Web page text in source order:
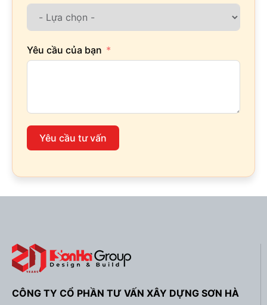
Yêu cầu của bạn
Yêu cầu tư vấn
CÔNG TY CỔ PHẦN TƯ VẤN XÂY DỰNG SƠN HÀ